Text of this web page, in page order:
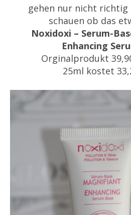
gehen nur nicht richtig
schauen ob das
Noxidoxi – Serum-
Enhancing
Orginalprodukt
25ml kostet